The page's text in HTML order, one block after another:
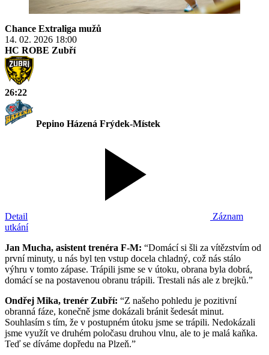
Chance Extraliga mužů
14. 02. 2026 18:00
HC ROBE Zubří
26:22
Pepino Házená Frýdek-Místek
Detail
Záznam
utkání
Jan Mucha, asistent trenéra F-M: “Domácí si šli za vítězstvím od
první minuty, u nás byl ten vstup docela chladný, což nás stálo
výhru v tomto zápase. Trápili jsme se v útoku, obrana byla dobrá,
domácí se na postavenou obranu trápili. Trestali nás ale z brejků.”
Ondřej Mika, trenér Zubří: “Z našeho pohledu je pozitivní
obranná fáze, konečně jsme dokázali bránit šedesát minut.
Souhlasím s tím, že v postupném útoku jsme se trápili. Nedokázali
jsme využít ve druhém poločasu druhou vlnu, ale to je malá kaňka.
Teď se díváme dopředu na Plzeň.”